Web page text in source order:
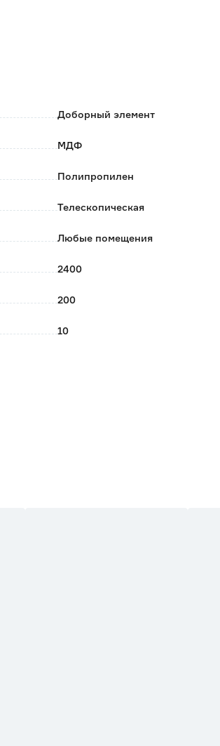
Доборный элемент
МДФ
Полипропилен
Телескопическая
Любые помещения
2400
200
10